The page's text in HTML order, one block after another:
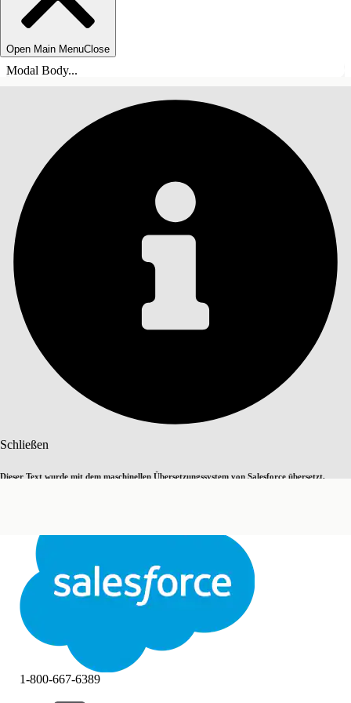
Open Main MenuClose
Modal Body...
Schließen
Dieser Text wurde mit dem maschinellen Übersetzungssystem von Salesforce übersetzt.
Schließen
INHALT
1-800-667-6389